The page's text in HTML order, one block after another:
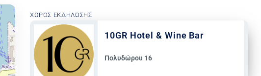
ΧΏΡΟΣ ΕΚΔΉΛΩΣΗΣ
10GR Hotel & Wine Bar
Πολυδώρου 16